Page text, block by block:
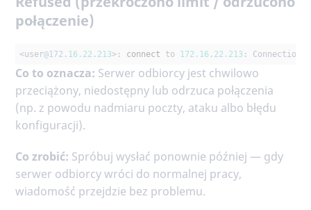
połączenie)
<user@172 . 16.22 . 213>: connect to 172.16 . 22.213 : Connection
Co to oznacza: Serwer odbiorcy jest chwilowo
przeciążony, niedostępny lub odrzuca połączenia
(np. z powodu nadmiaru poczty, ataku albo błędu
konfiguracji).
Co zrobić: Spróbuj wysłać ponownie później — gdy
serwer odbiorcy wróci do normalnej pracy,
wiadomość przejdzie bez problemu.